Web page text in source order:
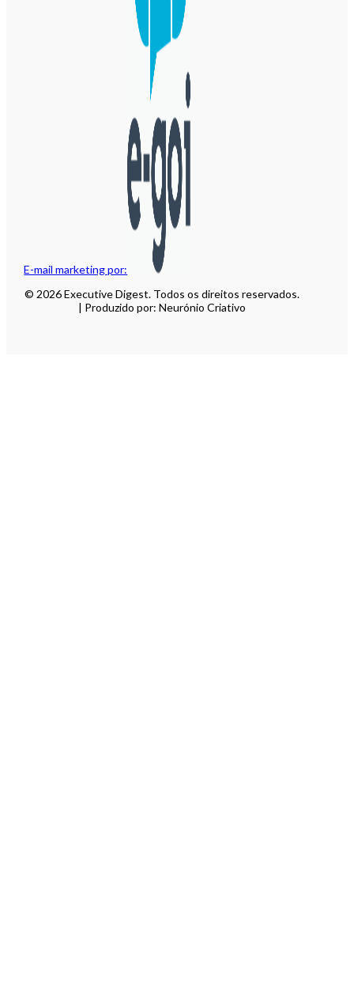
E-mail marketing por:
© 2026 Executive Digest. Todos os direitos reservados.
| Produzido por: Neurónio Criativo